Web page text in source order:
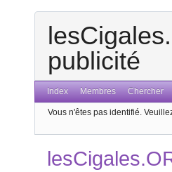
publicité
Index Membres Chercher
Vous n'êtes pas identifié.